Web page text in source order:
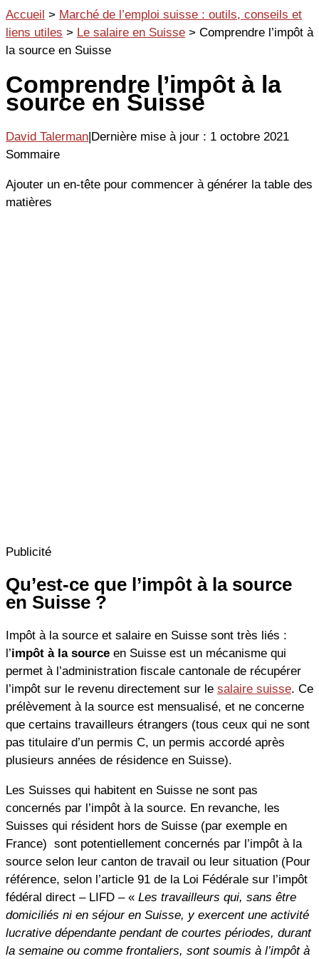
Aller
au
contenu
Accueil > Marché de l’emploi suisse : outils, conseils et
liens utiles > Le salaire en Suisse > Comprendre l’impôt à
la source en Suisse
Comprendre l’impôt à la
source en Suisse
David Talerman|Dernière mise à jour : 1 octobre 2021
Sommaire
Ajouter un en-tête pour commencer à générer la table des
matières
Publicité
Qu’est-ce que l’impôt à la source
en Suisse ?
Impôt à la source et salaire en Suisse sont très liés :
l’impôt à la source en Suisse est un mécanisme qui
permet à l’administration fiscale cantonale de récupérer
l’impôt sur le revenu directement sur le salaire suisse. Ce
prélèvement à la source est mensualisé, et ne concerne
que certains travailleurs étrangers (tous ceux qui ne sont
pas titulaire d’un permis C, un permis accordé après
plusieurs années de résidence en Suisse).
Les Suisses qui habitent en Suisse ne sont pas
concernés par l’impôt à la source. En revanche, les
Suisses qui résident hors de Suisse (par exemple en
France) sont potentiellement concernés par l’impôt à la
source selon leur canton de travail ou leur situation (Pour
référence, selon l’article 91 de la Loi Fédérale sur l’impôt
fédéral direct – LIFD – « Les travailleurs qui, sans être
domiciliés ni en séjour en Suisse, y exercent une activité
lucrative dépendante pendant de courtes périodes, durant
la semaine ou comme frontaliers, sont soumis à l’impôt à